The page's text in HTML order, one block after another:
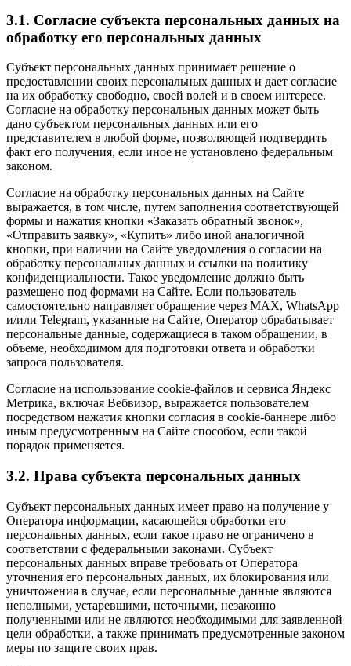
3.1. Согласие субъекта персональных данных на
обработку его персональных данных
Субъект персональных данных принимает решение о
предоставлении своих персональных данных и дает согласие
на их обработку свободно, своей волей и в своем интересе.
Согласие на обработку персональных данных может быть
дано субъектом персональных данных или его
представителем в любой форме, позволяющей подтвердить
факт его получения, если иное не установлено федеральным
законом.
Согласие на обработку персональных данных на Сайте
выражается, в том числе, путем заполнения соответствующей
формы и нажатия кнопки «Заказать обратный звонок»,
«Отправить заявку», «Купить» либо иной аналогичной
кнопки, при наличии на Сайте уведомления о согласии на
обработку персональных данных и ссылки на политику
конфиденциальности. Такое уведомление должно быть
размещено под формами на Сайте. Если пользователь
самостоятельно направляет обращение через MAX, WhatsApp
и/или Telegram, указанные на Сайте, Оператор обрабатывает
персональные данные, содержащиеся в таком обращении, в
объеме, необходимом для подготовки ответа и обработки
запроса пользователя.
Согласие на использование cookie-файлов и сервиса Яндекс
Метрика, включая Вебвизор, выражается пользователем
посредством нажатия кнопки согласия в cookie-баннере либо
иным предусмотренным на Сайте способом, если такой
порядок применяется.
3.2. Права субъекта персональных данных
Субъект персональных данных имеет право на получение у
Оператора информации, касающейся обработки его
персональных данных, если такое право не ограничено в
соответствии с федеральными законами. Субъект
персональных данных вправе требовать от Оператора
уточнения его персональных данных, их блокирования или
уничтожения в случае, если персональные данные являются
неполными, устаревшими, неточными, незаконно
полученными или не являются необходимыми для заявленной
цели обработки, а также принимать предусмотренные законом
меры по защите своих прав.